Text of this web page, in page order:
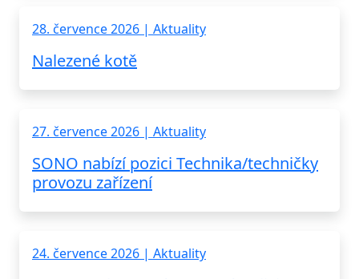
28. července 2026 | Aktuality
Nalezené kotě
27. července 2026 | Aktuality
SONO nabízí pozici Technika/techničky
provozu zařízení
24. července 2026 | Aktuality